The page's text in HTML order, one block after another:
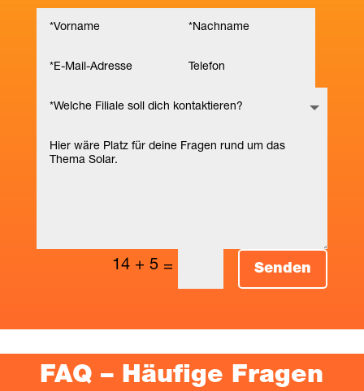
14 + 5 = Senden
FAQ – Häu­fi­ge Fra­gen